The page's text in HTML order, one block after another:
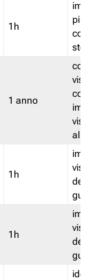
1h
più
1 anno
1h
della
1h
della